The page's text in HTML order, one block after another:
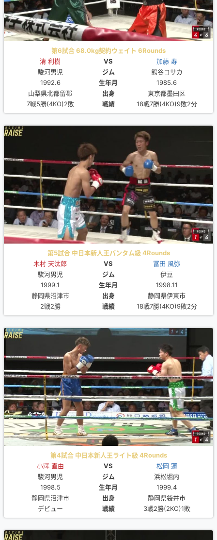
第6試合 68.0kg契約ウェイト 6Rounds
清 利樹
VS
加藤 寿
駿河男児
ジム
熊谷コサカ
1992.6
生年月
1985.6
山梨県北都留郡
出身
東京都墨田区
7戦5勝(4KO)2敗
戦績 18戦7勝(4KO)9敗2分
第5試合 中日本新人王バンタム級 4Rounds
木村 天汰郎
VS
冨田 風弥
駿河男児
ジム
伊豆
1999.1
生年月
1998.11
静岡県沼津市
出身
静岡県伊東市
2戦2勝
戦績 18戦7勝(4KO)9敗2分
第4試合 中日本新人王ライト級 4Rounds
小澤 直由
VS
松岡 蓮
駿河男児
ジム
浜松堀内
1998.5
生年月
1999.4
静岡県沼津市
出身
静岡県袋井市
デビュー
戦績 3戦2勝(2KO)1敗